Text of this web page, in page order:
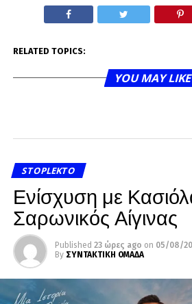
RELATED TOPICS:
YOU MAY LIKE
STOPLEKTO
Ενίσχυση με
Σαρωνικός Αίγινας
Published 23 ώρες ago on 05/08/
By ΣΥΝΤΑΚΤΙΚΗ ΟΜΑΔΑ